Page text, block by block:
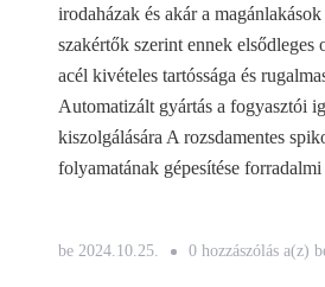
irodaházak és akár a magánlakások
szakértők szerint ennek elsődleges
acél kivételes tartóssága és
Automatizált gyártás a fogyasztói
kiszolgálására A rozsdamentes
folyamatának gépesítése
be 2024.10.25. 0 hozzászólás a(z) A